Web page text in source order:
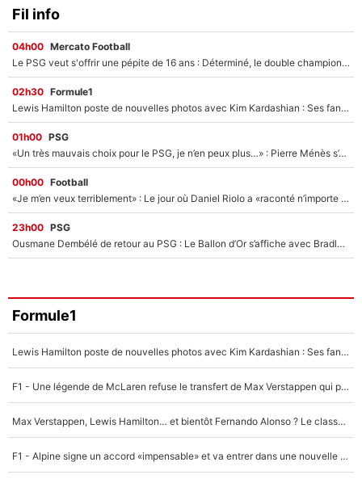
Fil info
04h00 Mercato Football
Le PSG veut s'offrir une pépite de 16 ans : Déterminé, le double champion d'Europe en titre est prêt à lâcher 40M€ pour celui que l'on compare déjà à Vinicius Jr !
02h30 Formule1
Lewis Hamilton poste de nouvelles photos avec Kim Kardashian : Ses fans le voient déjà redevenir champion du monde de F1 grâce à elle !
01h00 PSG
«Un très mauvais choix pour le PSG, je n’en peux plus…» : Pierre Ménès s’est complètement trompé avec Luis Enrique et ces déclarations le prouvent !
00h00 Football
«Je m’en veux terriblement» : Le jour où Daniel Riolo a «raconté n’importe quoi» dans l'After Foot !
23h00 PSG
Ousmane Dembélé de retour au PSG : Le Ballon d’Or s’affiche avec Bradley Barcola en plein cœur du feuilleton sur son départ !
Formule1
Lewis Hamilton poste de nouvelles photos avec Kim Kardashian : Ses fans le voient déjà redevenir champion du monde de F1 grâce à elle !
F1 - Une légende de McLaren refuse le transfert de Max Verstappen qui pourrait «faire des vagues» et plomber l'ambiance dans l'équipe
Max Verstappen, Lewis Hamilton… et bientôt Fernando Alonso ? Le classement des pilotes les mieux payés en Formule 1 risque de changer !
F1 - Alpine signe un accord «impensable» et va entrer dans une nouvelle dimension : Grande nouvelle pour Pierre Gasly !